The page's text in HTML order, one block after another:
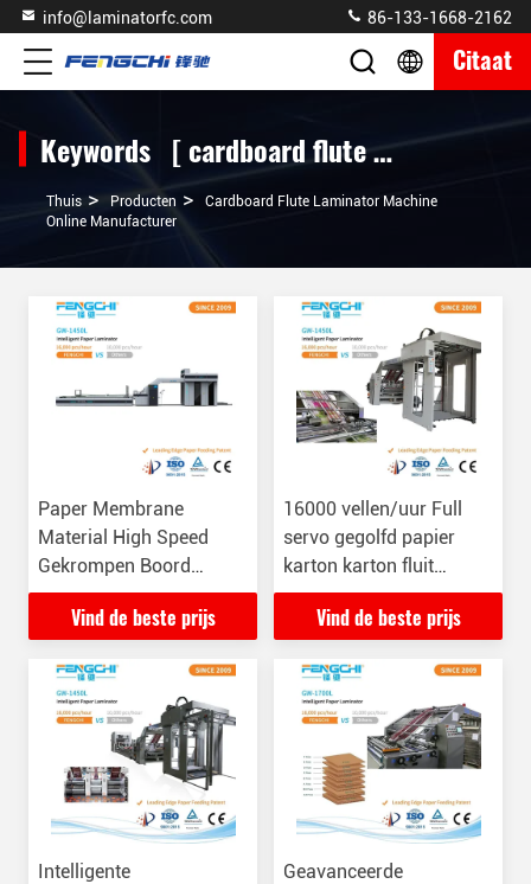
info@laminatorfc.com 86-133-1668-2162
Citaat
Keywords [ cardboard flute laminator machine ] Match 355 producten
Thuis > Producten >
Cardboard Flute Laminator Machine
Online Manufacturer
Paper Membrane
Material High Speed
Gekrompen Boord
Karton Fluet Laminator
Machine
Vind de beste prijs
16000 vellen/uur Full
servo gegolfd papier
karton karton fluit
laminator machine
Vind de beste prijs
Intelligente
Geavanceerde